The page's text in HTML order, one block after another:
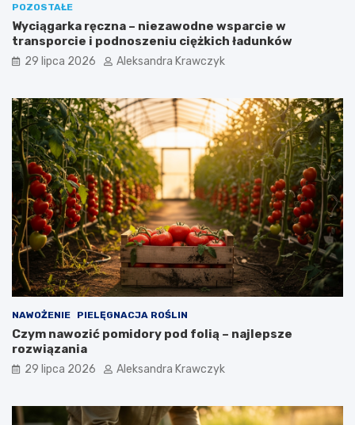
POZOSTAŁE
Wyciągarka ręczna – niezawodne wsparcie w
transporcie i podnoszeniu ciężkich ładunków
29 lipca 2026 Aleksandra Krawczyk
NAWOŻENIE PIELĘGNACJA ROŚLIN
Czym nawozić pomidory pod folią – najlepsze
rozwiązania
29 lipca 2026 Aleksandra Krawczyk